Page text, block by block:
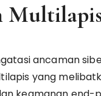
ancaman
yang